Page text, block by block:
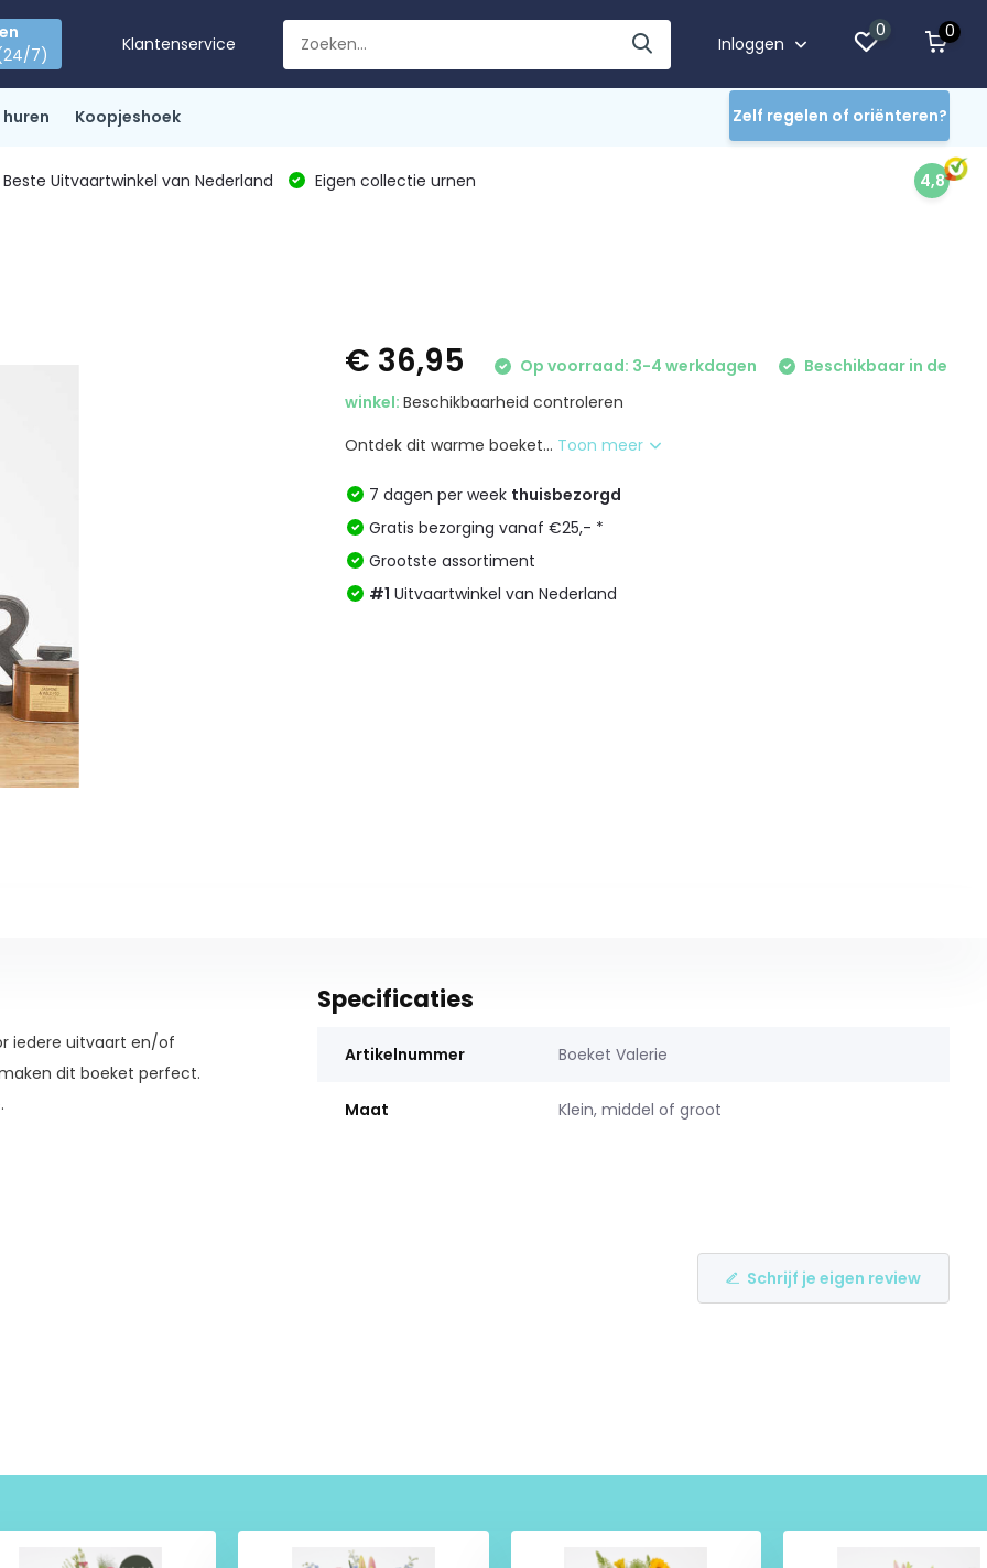
7)
Klantenservice Inloggen
0 0
Koopjeshoek Zelf regelen of oriënteren?
Beste Uitvaartwinkel van Nederland Eigen collectie urnen 4,8
€ 36,95 Op voorraad: 3-4 werkdagen
Beschikbaar in de
winkel:Beschikbaarheid controleren
Ontdek dit warme boeket... Toon meer
7 dagen per week thuisbezorgd
Gratis bezorging vanaf €25,- *
Grootste assortiment
#1 Uitvaartwinkel van Nederland
iedere uitvaart en/of
dit boeket perfect.
en geleverd. Niet
Specificaties
Artikelnummer Boeket Valerie
Maat Klein, middel of groot
Schrijf je eigen review